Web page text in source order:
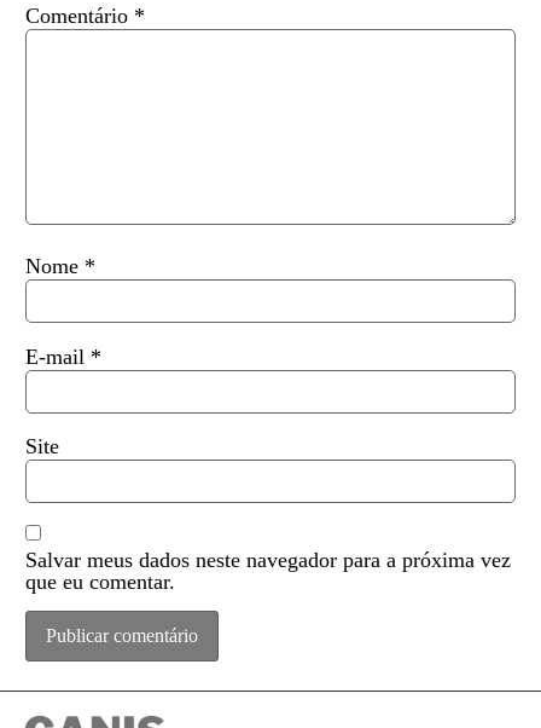
Comentário *
Nome *
E-mail *
Site
Salvar meus dados neste navegador para a próxima vez
que eu comentar.